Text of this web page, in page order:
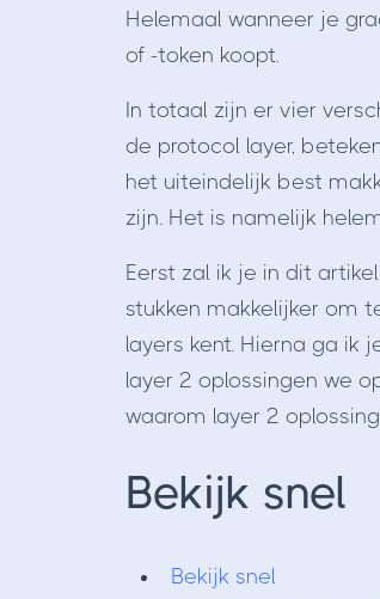
Helemaal wanneer je
of -token koopt.
In totaal zijn er vier
de protocol layer,
het uiteindelijk best
zijn. Het is namelijk
Eerst zal ik je in dit
stukken makkelijker om
layers kent. Hierna ga ik
layer 2 oplossingen we
waarom layer 2
Bekijk snel
Bekijk snel